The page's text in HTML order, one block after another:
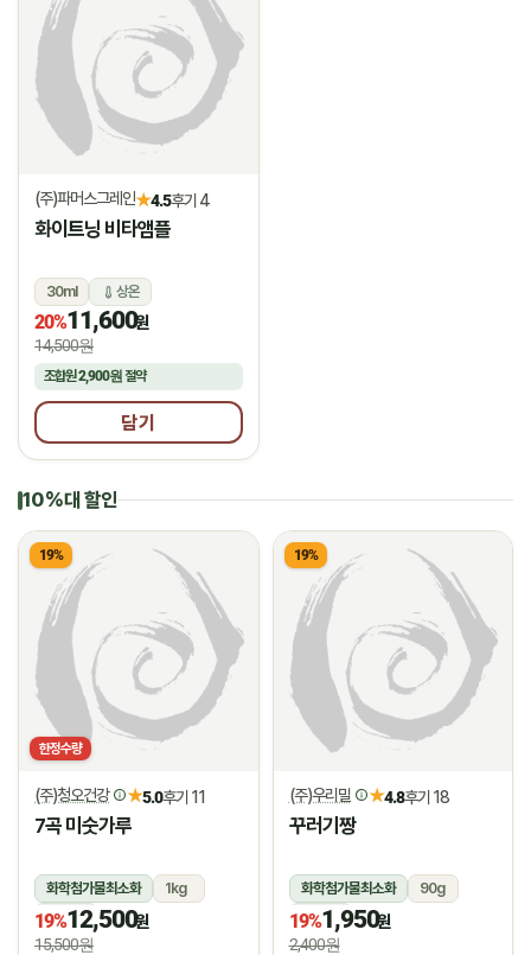
(주)파머스그레인★4.5후기 4
화이트닝 비타앰플
30ml 상온
20%11,600원
14,500원
조합원2,900원 절약
담기
10%대 할인
19%
한정수량
(주)청오건강 ★5.0후기 11
7곡 미숫가루
화학첨가물최소화
1kg
상온
19%12,500원
15,500원
19%
(주)우리밀 ★4.8후기 18
꾸러기짱
화학첨가물최소화
90g
상온
19%1,950원
2,400원